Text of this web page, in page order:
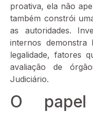
proativa, ela não
também constrói
as autoridades.
internos
legalidade, fatores
avaliação de
Judiciário.
O